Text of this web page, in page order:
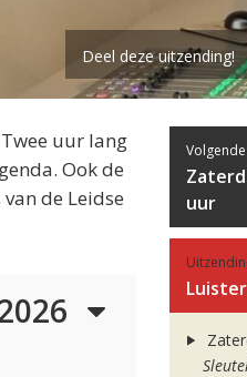
Deel deze
uur lang
Ook de
de Leidse
uur